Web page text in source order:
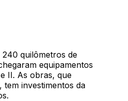
quilômetros de
equipamentos
II. As obras, que
investimentos da